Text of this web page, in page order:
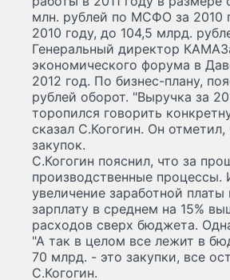
млн. рублей по МСФО за 2010
2010 году, до 104,5 млрд.
Генеральный директор
экономического форума в
2012 год. По бизнес-плану,
рублей оборот. "Выручка за
торопился говорить
сказал С.Когогин. Он
закупок.
С.Когогин пояснил, что за
производственные
увеличение заработной
зарплату в среднем на 15%
расходов сверх бюджета.
"А так в целом все лежит в
70 млрд. - это закупки, все
С.Когогин.